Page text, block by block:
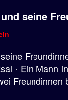
seine
· Ein Mann
Freundinnen